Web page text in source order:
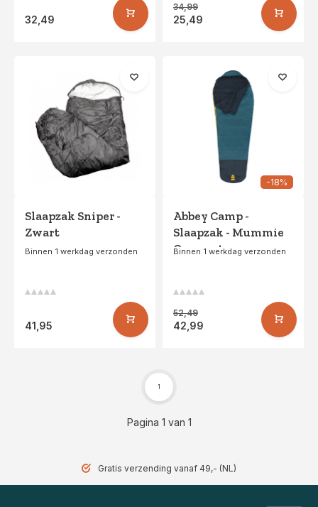
32,49
34,99
25,49
Slaapzak Sniper -
Zwart
Binnen 1 werkdag verzonden
41,95
-18%
Abbey Camp -
Slaapzak - Mummie
Compact -
Binnen 1 werkdag verzonden
52,49
42,99
Pagina 1 van 1
1
Gratis verzending vanaf 49,- (NL)